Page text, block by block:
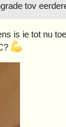
tov
is ie tot nu